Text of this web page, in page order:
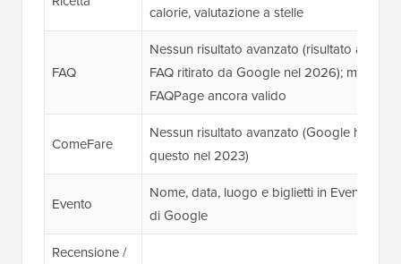
calorie, valutazione a stelle
FAQ
Nessun risultato avanzato (risultato
FAQ ritirato da Google nel 2026); markup
FAQPage ancora valido
ComeFare
Nessun risultato avanzato (Google ha
questo nel 2023)
Evento
Nome, data, luogo e biglietti in Eventi e
di Google
Recensione /